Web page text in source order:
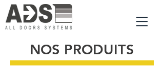
NOS PRODUITS